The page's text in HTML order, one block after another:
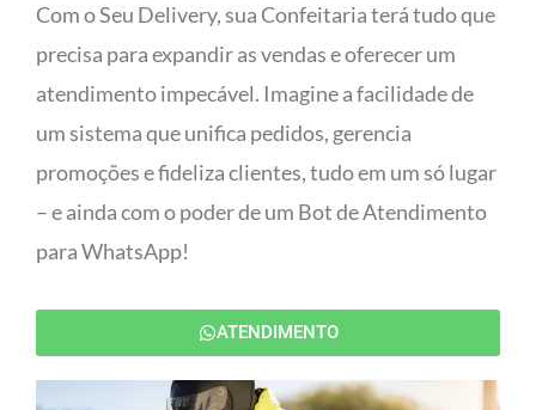
Com o Seu Delivery, sua Confeitaria terá tudo que
precisa para expandir as vendas e oferecer um
atendimento impecável. Imagine a facilidade de
um sistema que unifica pedidos, gerencia
promoções e fideliza clientes, tudo em um só lugar
– e ainda com o poder de um Bot de Atendimento
para WhatsApp!
ATENDIMENTO